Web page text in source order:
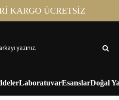
KARGO ÜCRETSİZ
LaboratuvarEsanslarDoğal